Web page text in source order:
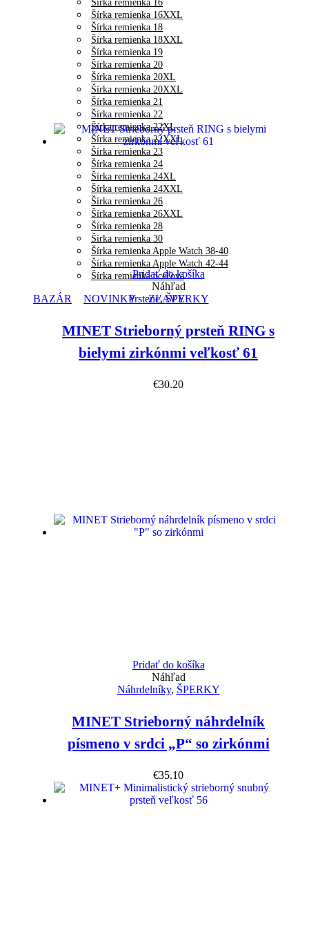
Šírka remienka 16
Šírka remienka 16XXL
Šírka remienka 18
Šírka remienka 18XXL
Šírka remienka 19
Šírka remienka 20
Šírka remienka 20XL
Šírka remienka 20XXL
Šírka remienka 21
Šírka remienka 22
Šírka remienka 22XL
Šírka remienka 22XXL
Šírka remienka 23
Šírka remienka 24
Šírka remienka 24XL
Šírka remienka 24XXL
Šírka remienka 26
Šírka remienka 26XXL
Šírka remienka 28
Šírka remienka 30
Šírka remienka Apple Watch 38-40
Šírka remienka Apple Watch 42-44
Šírka remienka oceľová
BAZÁR NOVINKY ZĽAVY
Pridať do košíka
Náhľad
Prstene,ŠPERKY
MINET Strieborný prsteň RING s
bielymi zirkónmi veľkosť 61
€30.20
Pridať do košíka
Náhľad
Náhrdelníky, ŠPERKY
MINET Strieborný náhrdelník
písmeno v srdci „P“ so zirkónmi
€35.10